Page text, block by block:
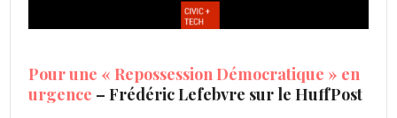
Pour une « Repossession Démocratique » en
urgence – Frédéric Lefebvre sur le HuffPost